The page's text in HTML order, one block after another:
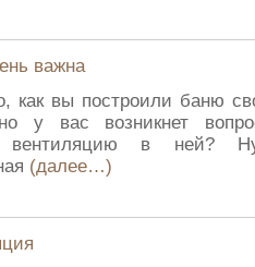
важна
как вы построили баню
у вас возникнет
вентиляцию в ней?
(далее…)